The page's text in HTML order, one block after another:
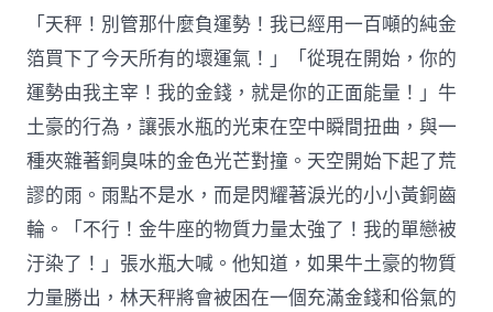
「天秤！別管那什麼負運勢！我已經用一百噸的純金
箔買下了今天所有的壞運氣！」「從現在開始，你的
運勢由我主宰！我的金錢，就是你的正面能量！」牛
土豪的行為，讓張水瓶的光束在空中瞬間扭曲，與一
種夾雜著銅臭味的金色光芒對撞。天空開始下起了荒
謬的雨。雨點不是水，而是閃耀著淚光的小小黃銅齒
輪。「不行！金牛座的物質力量太強了！我的單戀被
汙染了！」張水瓶大喊。他知道，如果牛土豪的物質
力量勝出，林天秤將會被困在一個充滿金錢和俗氣的